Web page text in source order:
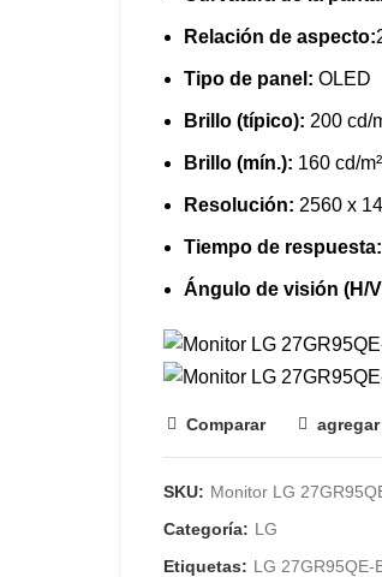
Relación de aspecto:
Tipo de panel: OLED
Brillo (típico): 200 cd/
Brillo (mín.): 160 cd/
Resolución: 2560 x
Tiempo de respuesta:
Ángulo de visión (H/
Comparar
SKU: Monitor LG
Categoría: LG
Etiquetas: LG 27GR95QE-